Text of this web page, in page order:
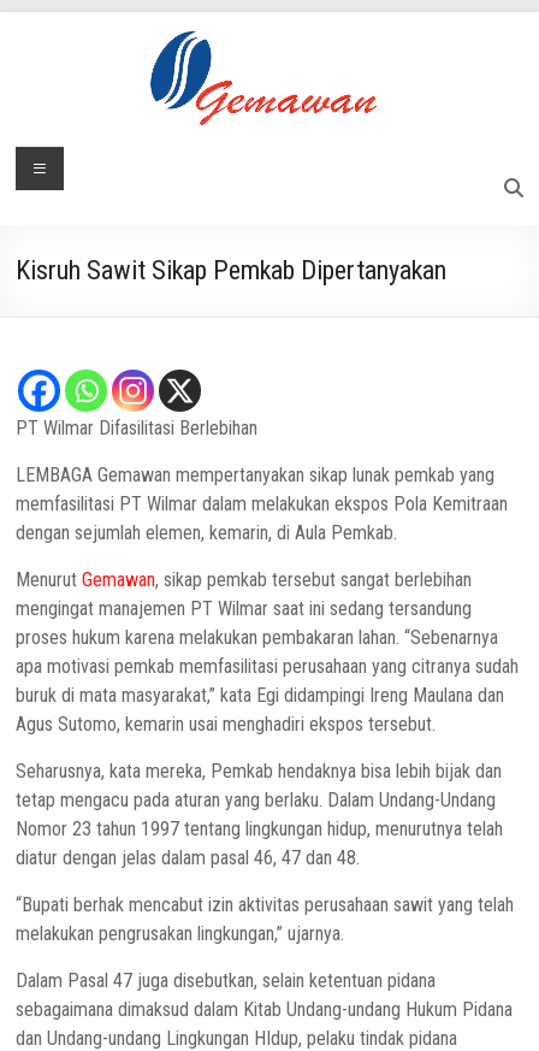
Lembaga
Swadaya
Menu
Kisruh Sawit Sikap Pemkab Dipertanyakan
PT Wilmar Difasilitasi Berlebihan
LEMBAGA Gemawan mempertanyakan sikap lunak pemkab yang
memfasilitasi PT Wilmar dalam melakukan ekspos Pola Kemitraan
dengan sejumlah elemen, kemarin, di Aula Pemkab.
MenurutGemawan, sikap pemkab tersebut sangat berlebihan
mengingat manajemen PT Wilmar saat ini sedang tersandung
proses hukum karena melakukan pembakaran lahan. “Sebenarnya
apa motivasi pemkab memfasilitasi perusahaan yang citranya sudah
buruk di mata masyarakat,” kata Egi didampingi Ireng Maulana dan
Agus Sutomo, kemarin usai menghadiri ekspos tersebut.
Seharusnya, kata mereka, Pemkab hendaknya bisa lebih bijak dan
tetap mengacu pada aturan yang berlaku. Dalam Undang-Undang
Nomor 23 tahun 1997 tentang lingkungan hidup, menurutnya telah
diatur dengan jelas dalam pasal 46, 47 dan 48.
“Bupati berhak mencabut izin aktivitas perusahaan sawit yang telah
melakukan pengrusakan lingkungan,” ujarnya.
Dalam Pasal 47 juga disebutkan, selain ketentuan pidana
sebagaimana dimaksud dalam Kitab Undang-undang Hukum Pidana
dan Undang-undang Lingkungan HIdup, pelaku tindak pidana